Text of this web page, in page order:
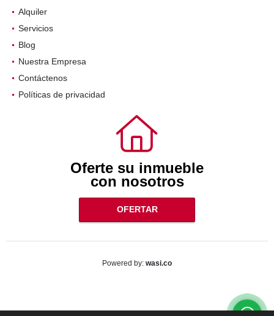
Ventas
Alquiler
Servicios
Blog
Nuestra Empresa
Contáctenos
Oferte su inmueble
con nosotros
OFERTAR